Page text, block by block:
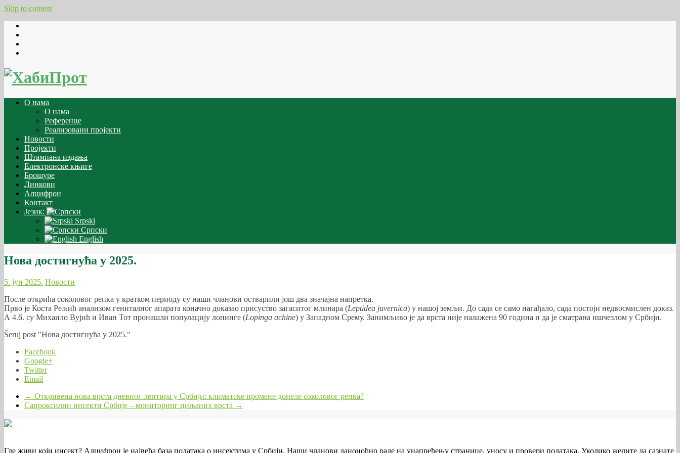
Skip to content
О нама
О нама
Референце
Реализовани пројекти
Новости
Пројекти
Штампана издања
Електронске књиге
Брошуре
Линкови
Алцифрон
Контакт
Језик:
Srpski
Српски
English
Нова достигнућа у 2025.
5. јун 2025. Новости
После открића соколовог репка у кратком периоду су наши чланови остварили још два значајна напретка.
Прво је Коста Рељић анализом гениталног апарата коначно доказао присуство загаситог млинара (Leptidea juvernica) у нашој земљи. До сада се само нагађало, сада постоји недвосмислен доказ.
А 4.6. су Михаило Вујић и Иван Тот пронашли популацију лопинге (Lopinga achine) у Западном Срему. Занимљиво је да врста није налажена 90 година и да је сматрана ишчезлом у Србији.
Šeruj post "Нова достигнућа у 2025."
Facebook
Google+
Twitter
Email
← Откривена нова врста дневног лептира у Србији: климатске промене донеле соколовог репка?
Сапроксилни инсекти Србије – мониторинг циљаних врста →
Где живи који инсект? Алцифрон је највећа база података о инсектима у Србији. Наши чланови даноноћно раде на унапређењу странице, уносу и провери података. Уколико желите да сазнате